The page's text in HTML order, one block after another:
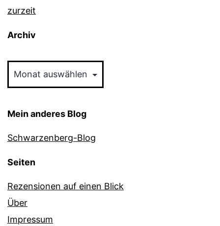
zurzeit
Archiv
Mein anderes Blog
Schwarzenberg-Blog
Seiten
Rezensionen auf einen Blick
Über
Impressum